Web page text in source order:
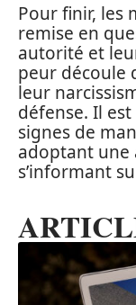
Pour finir, les
remise en
autorité et
peur découle
leur
défense. Il
signes de
adoptant une
s’informant